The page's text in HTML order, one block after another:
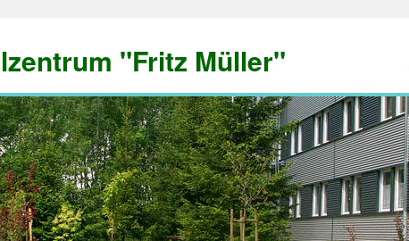
"Fritz Müller"